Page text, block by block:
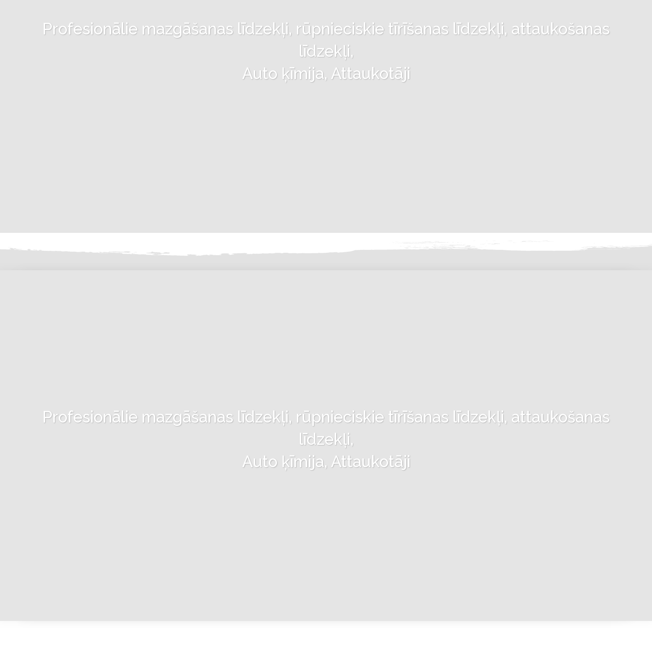
Profesionālie mazgāšanas līdzekļi, rūpnieciskie tīrīšanas līdzekļi, attaukošanas
līdzekļi,
Auto ķīmija, Attaukotāji
Profesionālie mazgāšanas līdzekļi, rūpnieciskie tīrīšanas līdzekļi, attaukošanas
līdzekļi,
Auto ķīmija, Attaukotāji